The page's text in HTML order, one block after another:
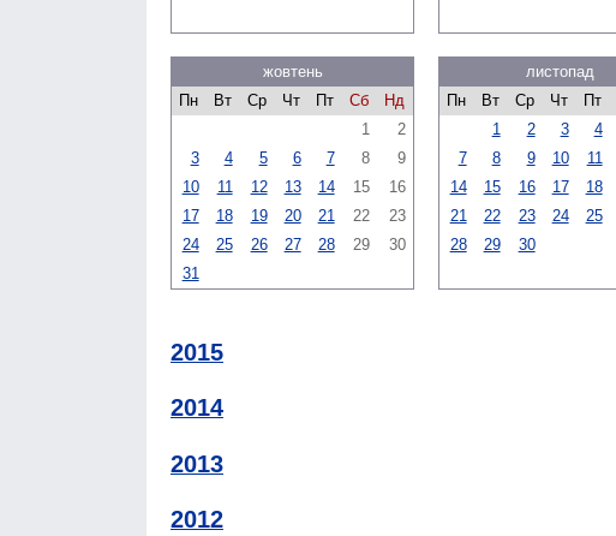
жовтень
Пн
Вт Ср Чт Пт Сб
Нд
1
2
3
4 5 6 7 8
9
10
11 12 13 14 15
16
17
18 19 20 21 22
23
24
25 26 27 28 29
30
31
листопад
Пн
Вт Ср Чт Пт
1
2 3 4
7
8 9 10 11
14
15 16 17 18
21
22 23 24 25
28
29 30
2015
2014
2013
2012